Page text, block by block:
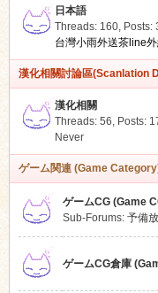
日本語
Threads: 160, Posts:
台灣小雨外送茶line
漢化相關討論區(Scanlation
漢化相關
Threads: 56, Posts:
Never
ゲーム関連 (Game
ゲームCG (Game
Sub-Forums: 予備
ゲームCG倉庫